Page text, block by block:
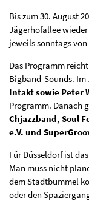
Bis zum 30. August
Jägerhofallee
jeweils sonntags
Das Programm
Bigband-Sounds. Im
Intakt sowie Peter
Programm. Danach
Chjazzband, Soul
e.V. und
Für Düsseldorf ist
Man muss nicht
dem Stadtbummel
oder den